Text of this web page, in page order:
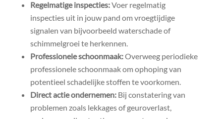
Regelmatige inspecties:Voer regelmatig
inspecties uit in jouw pand om vroegtijdige
signalen van bijvoorbeeld waterschade of
schimmelgroei te herkennen.​
Professionele schoonmaak:Overweeg periodieke
professionele schoonmaak om ophoping van
potentieel schadelijke stoffen te voorkomen.​
Direct actie ondernemen:Bij constatering van
problemen zoals lekkages of geuroverlast,